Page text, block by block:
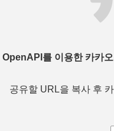
OpenAPI를 이용한 카카
공유할 URL을 복사 후